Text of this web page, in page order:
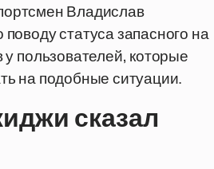
Владислав
статуса запасного на
пользователей, которые
на подобные ситуации.
сказал